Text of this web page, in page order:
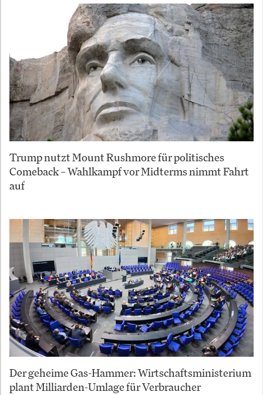
Trump nutzt Mount Rushmore für politisches
Comeback – Wahlkampf vor Midterms nimmt Fahrt
auf
Der geheime Gas-Hammer: Wirtschaftsministerium
plant Milliarden-Umlage für Verbraucher